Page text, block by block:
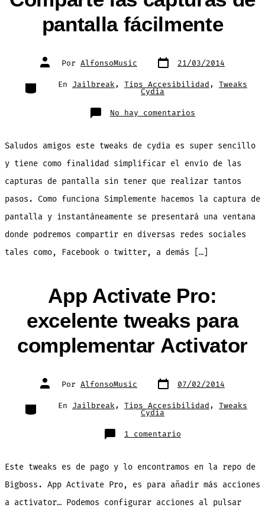
pantalla fácilmente
Autor
de
entrada
Por AlfonsoMusic Fecha
de 21/03/2014
Categorías
En Jailbreak, Tips Accesibilidad , Tweaks
Cydia
No hay comentarios
de
fácilmente
Saludos amigos este tweaks de cydia es super sencillo
y tiene como finalidad simplificar el envío de las
capturas de pantalla sin tener que realizar tantos
pasos. Como funciona Simplemente hacemos la captura de
pantalla y instantáneamente se presentará una ventana
donde podremos compartir en diversas redes sociales
tales como, Facebook o twitter, a demás […]
App Activate Pro:
excelente tweaks para
complementar Activator
Autor
de
entrada
Por AlfonsoMusic Fecha
de 07/02/2014
Categorías
En Jailbreak, Tips Accesibilidad , Tweaks
Cydia
1 comentario
App
excelente
tweaks
complementar
Activator
Este tweaks es de pago y lo encontramos en la repo de
Bigboss. App Activate Pro, es para añadir más acciones
a activator… Podemos configurar acciones al pulsar